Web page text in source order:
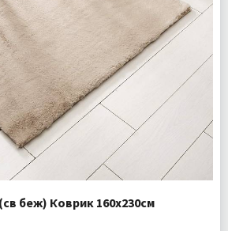
беж) Коврик 160х230см